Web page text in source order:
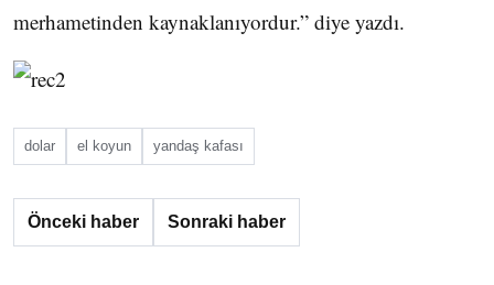
merhametinden kaynaklanıyordur.” diye yazdı.
dolar el koyun yandaş kafası
Önceki haber Sonraki haber